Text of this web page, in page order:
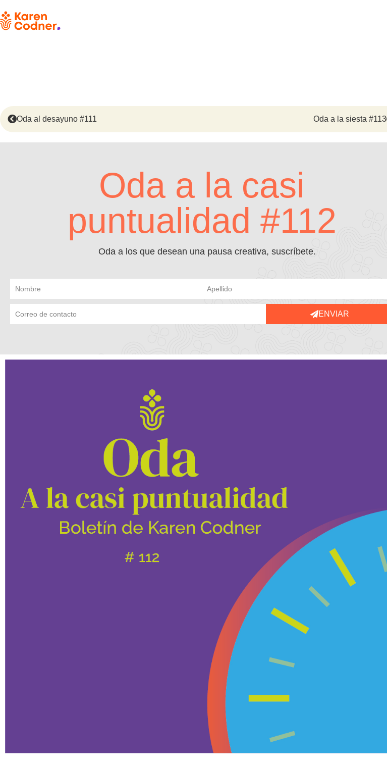
Oda al desayuno #111 Oda a la siesta #113
Oda a la casi
puntualidad #112
Oda a los que desean una pausa creativa, suscríbete.
ENVIAR